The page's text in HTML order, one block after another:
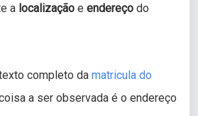
a localização e endereço do
completo da matricula do
a ser observada é o endereço